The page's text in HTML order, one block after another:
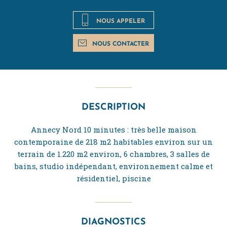
NOUS APPELER
NOUS CONTACTER
DESCRIPTION
Annecy Nord 10 minutes : très belle maison
contemporaine de 218 m2 habitables environ sur un
terrain de 1.220 m2 environ, 6 chambres, 3 salles de
bains, studio indépendant, environnement calme et
résidentiel, piscine
DIAGNOSTICS